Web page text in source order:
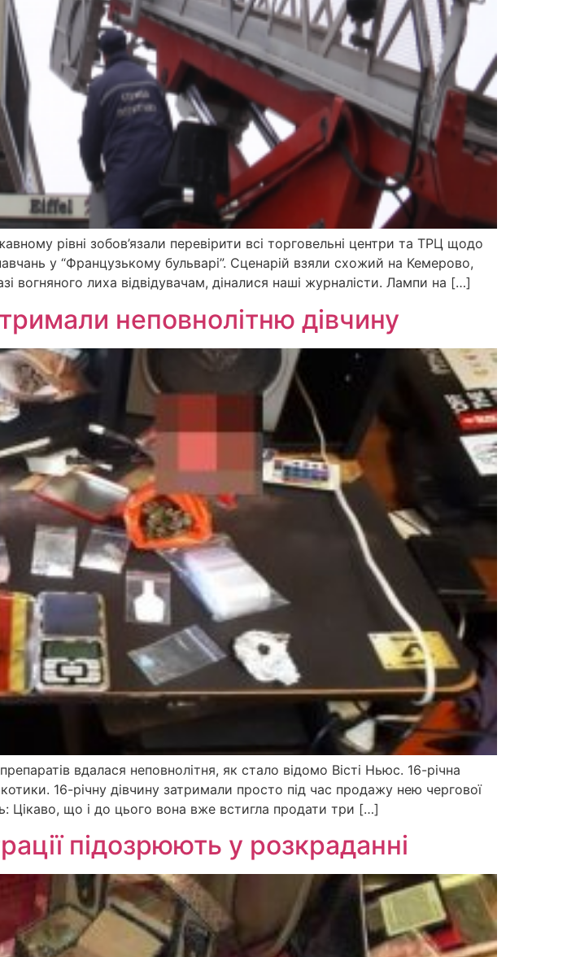
рівні зобов’язали перевірити всі торговельні центри та ТРЦ щодо
у “Французькому бульварі”. Сценарій взяли схожий на Кемерово,
вогняного лиха відвідувачам, діналися наші журналісти. Лампи на […]
неповнолітню дівчину
вдалася неповнолітня, як стало відомо Вісті Ньюс. 16-річна
16-річну дівчину затримали просто під час продажу нею чергової
Цікаво, що і до цього вона вже встигла продати три […]
підозрюють у розкраданні